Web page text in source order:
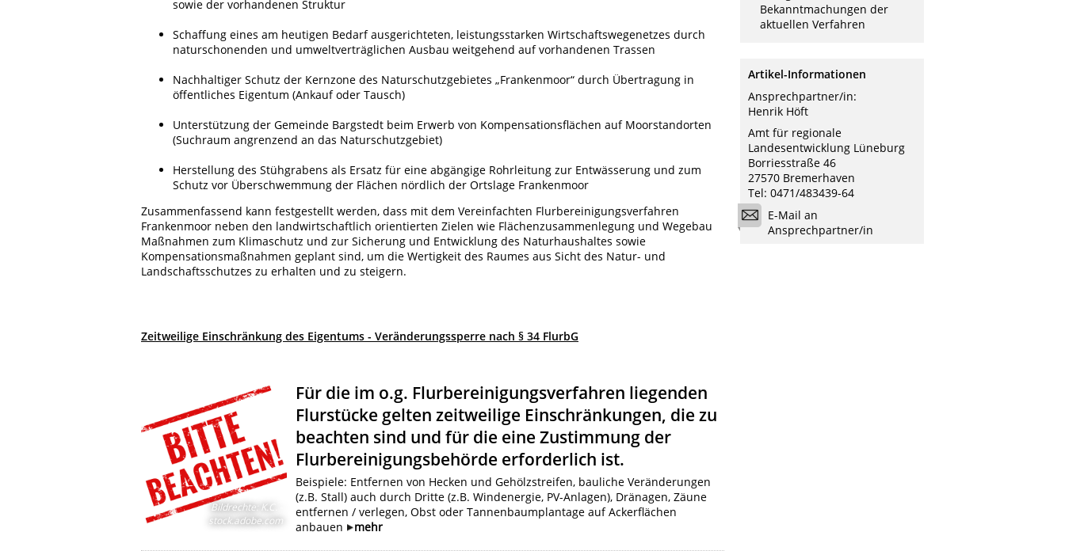
sowie der vorhandenen Struktur
Schaffung eines am heutigen Bedarf ausgerichteten, leistungsstarken Wirtschaftswegenetzes durch
naturschonenden und umweltverträglichen Ausbau weitgehend auf vorhandenen Trassen
Nachhaltiger Schutz der Kernzone des Naturschutzgebietes „Frankenmoor“ durch Übertragung in
öffentliches Eigentum (Ankauf oder Tausch)
Unterstützung der Gemeinde Bargstedt beim Erwerb von Kompensationsflächen auf Moorstandorten
(Suchraum angrenzend an das Naturschutzgebiet)
Herstellung des Stühgrabens als Ersatz für eine abgängige Rohrleitung zur Entwässerung und zum
Schutz vor Überschwemmung der Flächen nördlich der Ortslage Frankenmoor
Zusammenfassend kann festgestellt werden, dass mit dem Vereinfachten Flurbereinigungsverfahren
Frankenmoor neben den landwirtschaftlich orientierten Zielen wie Flächenzusammenlegung und Wegebau
Maßnahmen zum Klimaschutz und zur Sicherung und Entwicklung des Naturhaushaltes sowie
Kompensationsmaßnahmen geplant sind, um die Wertigkeit des Raumes aus Sicht des Natur- und
Landschaftsschutzes zu erhalten und zu steigern.
Zeitweilige Einschränkung des Eigentums - Veränderungssperre nach § 34 FlurbG
Bildrechte K.C. -
stock.adobe.com
Für die im o.g. Flurbereinigungsverfahren liegenden
Flurstücke gelten zeitweilige Einschränkungen, die zu
beachten sind und für die eine Zustimmung der
Flurbereinigungsbehörde erforderlich ist.
Beispiele: Entfernen von Hecken und Gehölzstreifen, bauliche Veränderungen
(z.B. Stall) auch durch Dritte (z.B. Windenergie, PV-Anlagen), Dränagen, Zäune
entfernen / verlegen, Obst oder Tannenbaumplantage auf Ackerflächen
anbauen
mehr
Bekanntmachungen der
aktuellen Verfahren
Artikel-Informationen
Ansprechpartner/in:
Henrik Höft
Amt für regionale
Landesentwicklung Lüneburg
Borriesstraße 46
27570 Bremerhaven
Tel: 0471/483439-64
E-Mail an
Ansprechpartner/in